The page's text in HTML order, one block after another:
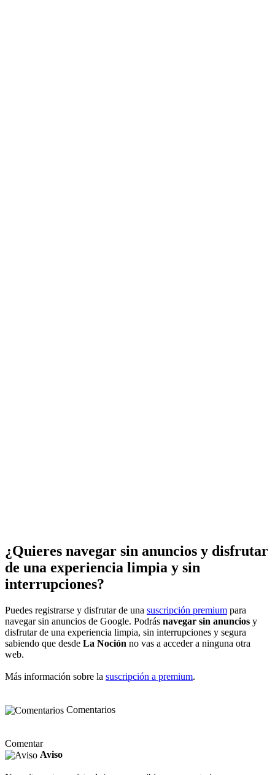
¿Quieres navegar sin anuncios y disfrutar
de una experiencia limpia y sin
interrupciones?
Puedes registrarse y disfrutar de una suscripción premium para
navegar sin anuncios de Google. Podrás navegar sin anuncios y
disfrutar de una experiencia limpia, sin interrupciones y segura
sabiendo que desde La Noción no vas a acceder a ninguna otra
web.
Más información sobre la suscripción a premium.
Comentarios
Comentar
Aviso